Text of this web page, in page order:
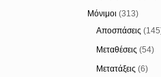
Μόνιμοι (313)
Αποσπάσεις
Μεταθέσεις (54)
Μετατάξεις (6)